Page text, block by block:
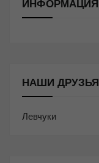
ИНФОРМАЦИЯ
НАШИ ДРУЗЬЯ
Левчуки